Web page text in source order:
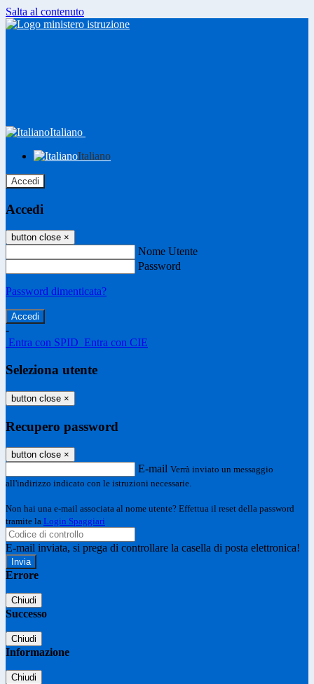
Salta al contenuto
Italiano
Italiano
Accedi
Accedi
button close ×
Nome Utente
Password
Password dimenticata?
-
Entra con SPID Entra con CIE
Seleziona utente
button close ×
Recupero password
button close ×
E-mail Verrà inviato un messaggio
all'indirizzo indicato con le istruzioni necessarie.
Non hai una e-mail associata al nome utente? Effettua il reset della password
tramite la Login Spaggiari
E-mail inviata, si prega di controllare la casella di posta elettronica!
Errore
Chiudi
Successo
Chiudi
Informazione
Chiudi